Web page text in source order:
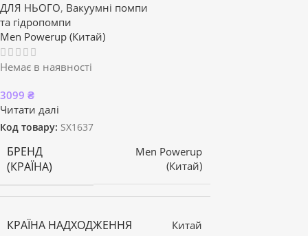
ДЛЯ НЬОГО, Вакуумні помпи
та гідропомпи
Men Powerup (Китай)
Немає в наявності
3099 ₴
Читати далі
Код товару: SX1637
БРЕНД
(КРАЇНА)
Men Powerup
(Китай)
КРАЇНА НАДХОДЖЕННЯ Китай